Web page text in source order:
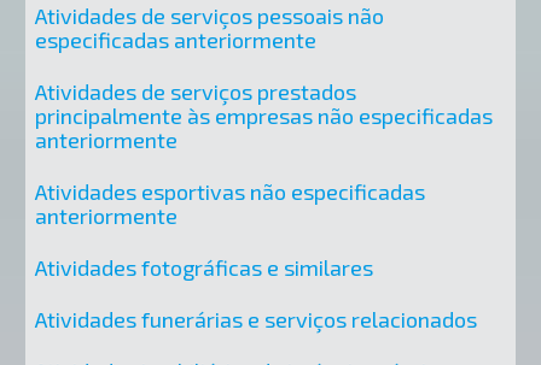
Atividades de serviços pessoais não
especificadas anteriormente
Atividades de serviços prestados
principalmente às empresas não especificadas
anteriormente
Atividades esportivas não especificadas
anteriormente
Atividades fotográficas e similares
Atividades funerárias e serviços relacionados